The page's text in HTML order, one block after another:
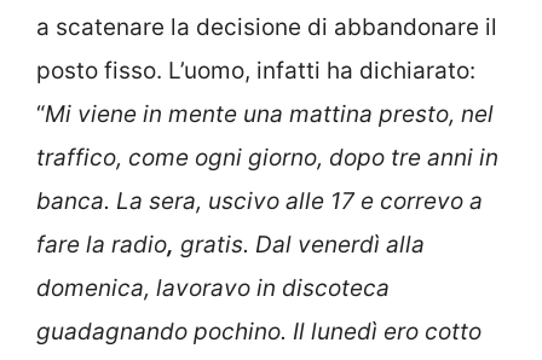
a scatenare la decisione di abbandonare il
posto fisso. L’uomo, infatti ha dichiarato:
“Mi viene in mente una mattina presto, nel
traffico, come ogni giorno, dopo tre anni in
banca. La sera, uscivo alle 17 e correvo a
fare la radio, gratis. Dal venerdì alla
domenica, lavoravo in discoteca
guadagnando pochino. Il lunedì ero cotto